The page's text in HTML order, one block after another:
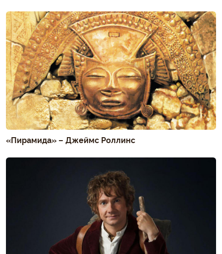
«Пирамида» – Джеймс Роллинс